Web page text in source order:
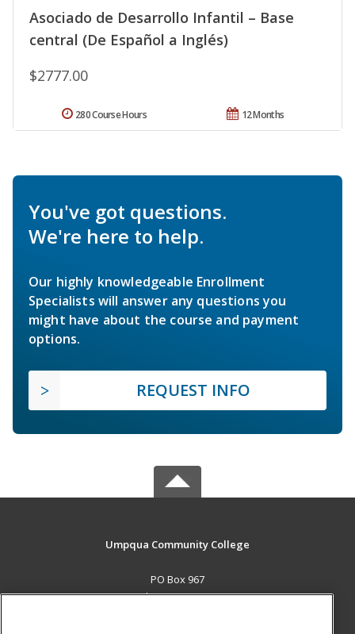
Asociado de Desarrollo Infantil – Base
central (De Español a Inglés)
$2777.00
12 Months
280 Course Hours
You've got questions.
We're here to help.
Our highly knowledgeable Enrollment
Specialists will answer any questions you
might have about the course and payment
options.
REQUEST INFO
Umpqua Community College
PO Box 967
Roseburg, OR 97470 US